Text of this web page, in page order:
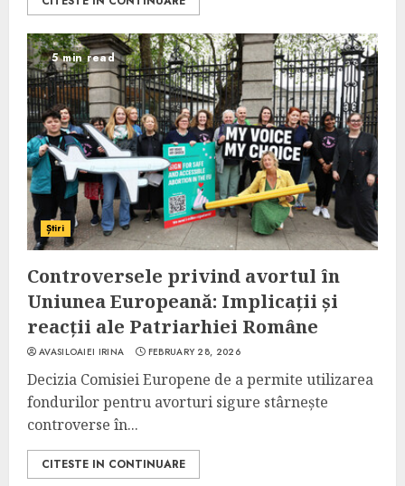
5 min read
Știri
Controversele privind avortul în
Uniunea Europeană: Implicații și
reacții ale Patriarhiei Române
AVASILOAIEI IRINA FEBRUARY 28, 2026
Decizia Comisiei Europene de a permite utilizarea
fondurilor pentru avorturi sigure stârnește
controverse în...
CITESTE IN CONTINUARE